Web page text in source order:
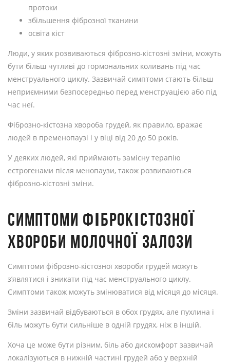
протоки
збільшення фіброзної тканини
освіта кіст
Люди, у яких розвиваються фіброзно-кістозні зміни, можуть
бути більш чутливі до гормональних коливань під час
менструального циклу. Зазвичай симптоми стають більш
неприємними безпосередньо перед менструацією або під
час неї.
Фіброзно-кістозна хвороба грудей, як правило, вражає
людей в пременопаузі і у віці від 20 до 50 років.
У деяких людей, які приймають замісну терапію
естрогенами після менопаузи, також розвиваються
фіброзно-кістозні зміни.
СИМПТОМИ ФІБРОКІСТОЗНОЇ
ХВОРОБИ МОЛОЧНОЇ ЗАЛОЗИ
Симптоми фіброзно-кістозної хвороби грудей можуть
з’являтися і зникати під час менструального циклу.
Симптоми також можуть змінюватися від місяця до місяця.
Зміни зазвичай відбуваються в обох грудях, але пухлина і
біль можуть бути сильніше в одній грудях, ніж в іншій.
Хоча це може бути різним, біль або дискомфорт зазвичай
локалізуються в нижній частині грудей або у верхній